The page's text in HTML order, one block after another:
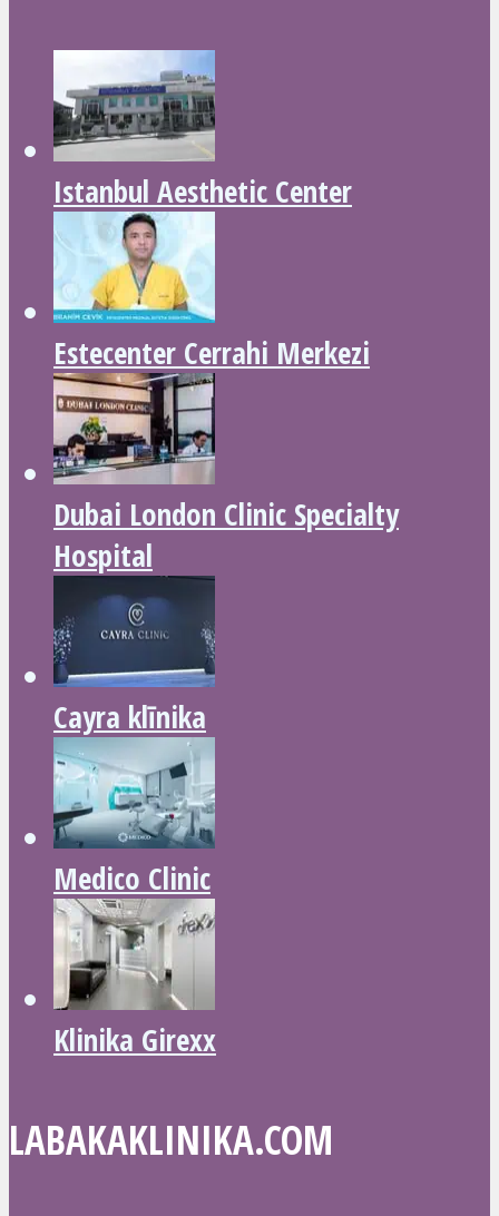
Istanbul Aesthetic Center
Estecenter Cerrahi Merkezi
Dubai London Clinic Specialty
Hospital
Cayra klīnika
Medico Clinic
Klinika Girexx
LABAKAKLINIKA.COM